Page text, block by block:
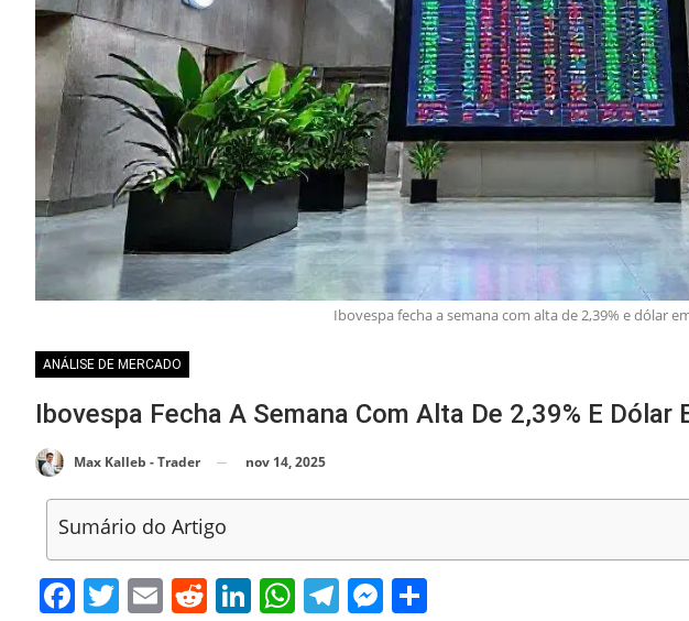
Ibovespa fecha a semana com alta de 2,39% e dólar
ANÁLISE DE MERCADO
Ibovespa Fecha A Semana Com Alta De 2,39% E Dólar
Max Kalleb - Trader nov 14, 2025
Sumário do Artigo
Facebook
Twitter
EmailReddit
LinkedIn
WhatsApp
Telegram
Messenger